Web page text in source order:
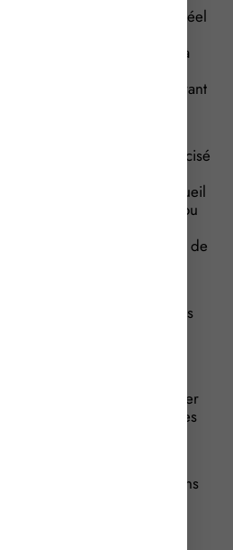
soumises à un régime réel
toutes conditions
famille (CIFAM) égal à
pour objet de financer la
d’établissements assurant
de 3 ans de leurs
le plein emploi » a précisé
et le rôle du conseil
organisatrice de l’accueil
la création, l’extension ou
ou services de
accueillant des enfants de
le dispositif s’applique
de droit privé et à celles
de droit public.
famille a donc été
les entreprises
réel peuvent bénéficier
de 50 % des dépenses
des enfants de moins de 3 ans